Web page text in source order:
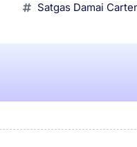
Satgas Damai